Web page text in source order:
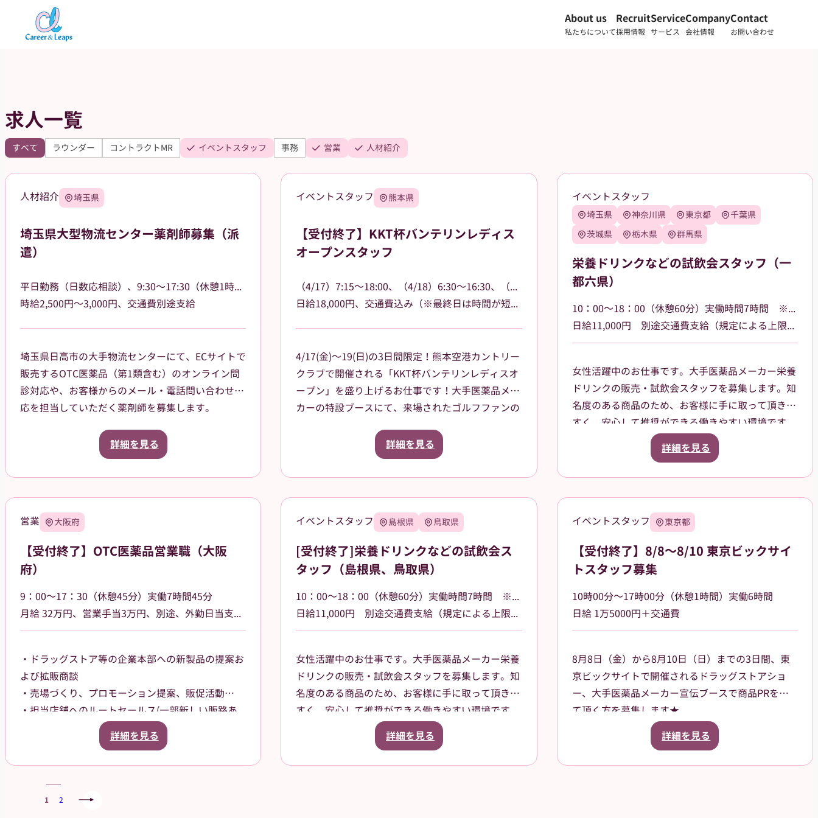
ッ
プ
About us
私たちについて
Recruit
採用情報
Service
サービス
Company
会社情報
Contact
お問い合わせ
求人一覧
すべて ラウンダー コントラクトMR イベントスタッフ 事務 営業 人材紹介
人材紹介 埼玉県
埼玉県大型物流センター薬剤師募集（派
遣）
平日勤務（日数応相談）、9:30〜17:30（休憩1時間）
時給2,500円～3,000円、交通費別途支給
埼玉県日高市の大手物流センターにて、ECサイトで
販売するOTC医薬品（第1類含む）のオンライン問
診対応や、お客様からのメール・電話問い合わせ対
応を担当していただく薬剤師を募集します。
17:30（休憩1時間）で残業もほぼないため、プライ
ベートとの両立が可能です。冷暖房が完備された快
適なオフィス環境で、出荷作業や力仕事などの軽作
職場です。
調剤業務や立ち仕事による体への負担を減らし、こ
れまでの専門知識を活かして活躍したい方に最適な
職場です。
詳細を見る
イベントスタッフ 熊本県
【受付終了】KKT杯バンテリンレディス
オープンスタッフ
（4/17）7:15～18:00、（4/18）6:30～16:30、（4/19）6:30～15:00
日給18,000円、交通費込み（※最終日は時間が短いため16,000円）
4/17(金)～19(日)の3日間限定！熊本空港カントリー
クラブで開催される「KKT杯バンテリンレディスオ
ープン」を盛り上げるお仕事です！大手医薬品メー
カーの特設ブースにて、来場されたゴルフファンの
大会グッズ）の販売、ドリンクのサンプリング（配
布）をお任せします。プロの熱気を感じながら、笑
顔で大会に花を添えてくれる方を大募集！
まで移動していただく予定です（タクシー代は会社
が負担）。
【服装について】
統一感のあるユニフォームで、一体感を持ってお仕
事できます！
貸与品： ジャンパー、ポロシャツ、キャップをこ
ちらでご用意します。
持参物： 黒パンツまたはチノパン、動きやすいス
詳細を見る
イベントスタッフ
埼玉県 神奈川県 東京都
千葉県
茨城県
栃木県 群馬県
栄養ドリンクなどの試飲会スタッフ（一
都六県）
10：00～18：00（休憩60分）実働時間7時間 ※勤務場所によって多少時間が異なる場合があります
日給11,000円 別途交通費支給（規定による上限あり）
女性活躍中のお仕事です。大手医薬品メーカー栄養
ドリンクの販売・試飲会スタッフを募集します。知
名度のある商品のため、お客様に手に取って頂きや
すく、安心して推奨ができる働きやすい環境です。
一都六県（茨城県、栃木県、群馬県、埼玉県、千葉
県、東京都、神奈川県）など各地のドラッグスト
詳細を見る
営業 大阪府
【受付終了】OTC医薬品営業職（大阪
府）
9：00～17：30（休憩45分）実働7時間45分
⽉給 32万円、営業⼿当3万円、別途、外勤日当支給（2,500円～/日）
・ドラッグストア等の企業本部への新製品の提案お
よび拡販商談
・売場づくり、プロモーション提案、販促活動
・担当店舗へのルートセールス(⼀部新しい販路あ
詳細を見る
イベントスタッフ 島根県 鳥取県
[受付終了]栄養ドリンクなどの試飲会ス
タッフ（島根県、鳥取県）
10：00～18：00（休憩60分）実働時間7時間 ※勤務場所によって多少時間が異なる場合があります
日給11,000円 別途交通費支給（規定による上限あり）
女性活躍中のお仕事です。大手医薬品メーカー栄養
ドリンクの販売・試飲会スタッフを募集します。知
名度のある商品のため、お客様に手に取って頂きや
すく、安心して推奨ができる働きやすい環境です。
島根県・鳥取県のドラッグストア・ホームセンタ
ー・GMSなどでご就業頂きます。スタッフ登録後
詳細を見る
イベントスタッフ 東京都
【受付終了】8/8～8/10 東京ビックサイ
トスタッフ募集
10時00分～17時00分（休憩1時間）実働6時間
日給 1万5000円＋交通費
8月8日（金）から8月10日（日）までの3日間、東
京ビックサイトで開催されるドラッグストアショ
ー、大手医薬品メーカー宣伝ブースで商品PRをし
て頂く方を募集します★
ご案内いただく商品は、CMなどでも知名度がある
有名な商品です。来場されたお客様に、お声掛けや
詳細を見る
1 2